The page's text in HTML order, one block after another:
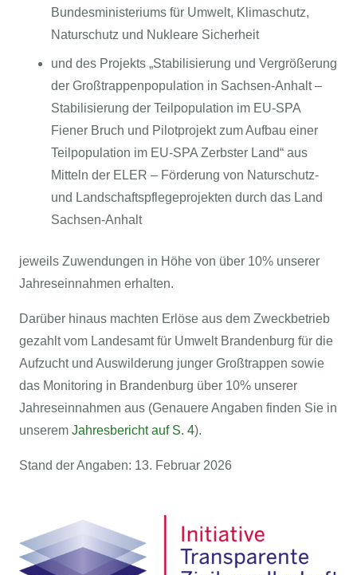
Bundesministeriums für Umwelt, Klimaschutz,
Naturschutz und Nukleare Sicherheit
und des Projekts „Stabilisierung und Vergrößerung
der Großtrappenpopulation in Sachsen-Anhalt –
Stabilisierung der Teilpopulation im EU-SPA
Fiener Bruch und Pilotprojekt zum Aufbau einer
Teilpopulation im EU-SPA Zerbster Land“ aus
Mitteln der ELER – Förderung von Naturschutz-
und Landschaftspflegeprojekten durch das Land
Sachsen-Anhalt
jeweils Zuwendungen in Höhe von über 10% unserer
Jahreseinnahmen erhalten.
Darüber hinaus machten Erlöse aus dem Zweckbetrieb
gezahlt vom Landesamt für Umwelt Brandenburg für die
Aufzucht und Auswilderung junger Großtrappen sowie
das Monitoring in Brandenburg über 10% unserer
Jahreseinnahmen aus (Genauere Angaben finden Sie in
unserem Jahresbericht auf S. 4).
Stand der Angaben: 13. Februar 2026